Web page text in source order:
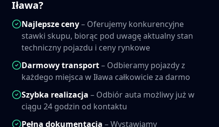
Iława?
Najlepsze ceny– Oferujemy konkurencyjne
stawki skupu, biorąc pod uwagę aktualny stan
techniczny pojazdu i ceny rynkowe
Darmowy transport– Odbieramy pojazdy z
każdego miejsca wIława całkowicie za darmo
Szybka realizacja – Odbiór auta możliwy już w
ciągu 24 godzin od kontaktu
Pełna dokumentacja – Wystawiamy